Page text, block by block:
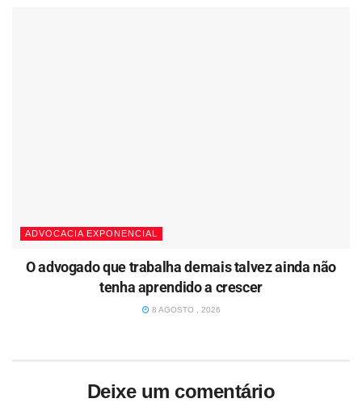
ADVOCACIA EXPONENCIAL
O advogado que trabalha demais talvez ainda não
tenha aprendido a crescer
8 AGOSTO , 2026
Deixe um comentário